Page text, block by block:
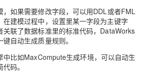
，如果需要修改字段，可以用DDL或者FML
在建模过程中，设置里某一字段为主键字
关联了数据标准里的标准代码，DataWorks
自动生成质量规则。
中比如MaxCompute生成环境，可以自动生
码。